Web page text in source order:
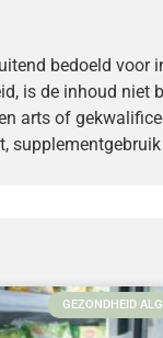
bedoeld voor
is de inhoud
arts of
GEZONDHEID